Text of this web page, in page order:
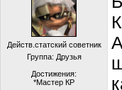
Действ.статский советник
Группа: Друзья
Достижения:
*Мастер КР